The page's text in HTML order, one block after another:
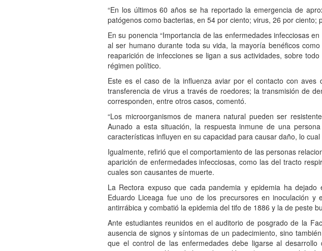
“En los últimos 60 años se ha reportado la emergencia de
patógenos como bacterias, en 54 por ciento; virus, 26 por
En su ponencia “Importancia de las enfermedades infecciosas
al ser humano durante toda su vida, la mayoría benéficos
reaparición de infecciones se ligan a sus actividades, sobre
régimen político.
Este es el caso de la influenza aviar por el contacto con
transferencia de virus a través de roedores; la transmisión de
corresponden, entre otros casos, comentó.
“Los microorganismos de manera natural pueden ser
Aunado a esta situación, la respuesta inmune de una
características influyen en su capacidad para causar daño, lo
Igualmente, refirió que el comportamiento de las personas
aparición de enfermedades infecciosas, como las del tracto
cuales son causantes de muerte.
La Rectora expuso que cada pandemia y epidemia ha
Eduardo Liceaga fue uno de los precursores en inoculación
antirrábica y combatió la epidemia del tifo de 1886 y la de peste
Ante estudiantes reunidos en el auditorio de posgrado de la
ausencia de signos y síntomas de un padecimiento, sino
que el control de las enfermedades debe ligarse al